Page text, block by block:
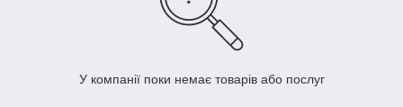
У компанії поки немає товарів або послуг